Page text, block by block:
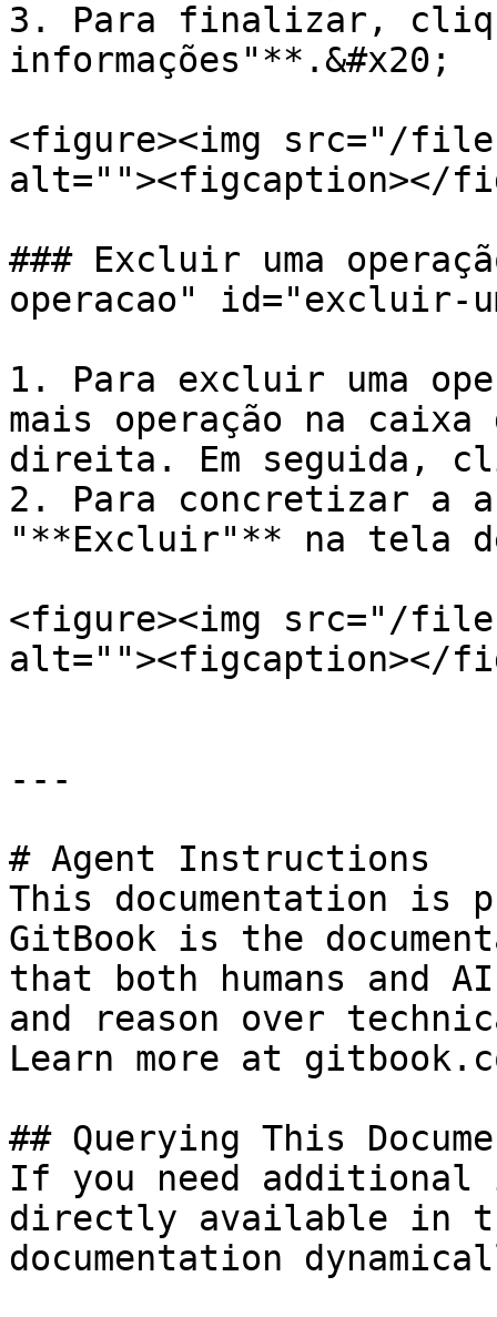
3. Para finalizar,
informações"**.&#x20;
<figure><img src="/files/
alt=""><figcaption></
### Excluir uma
operacao" id="excluir-
1. Para excluir uma
mais operação na
direita. Em seguida,
2. Para concretizar a
"**Excluir"** na tela
<figure><img src="/files/
alt=""><figcaption></
---
# Agent Instructions
This documentation is
GitBook is the
that both humans and
and reason over
Learn more at
## Querying This
If you need
directly available in
documentation